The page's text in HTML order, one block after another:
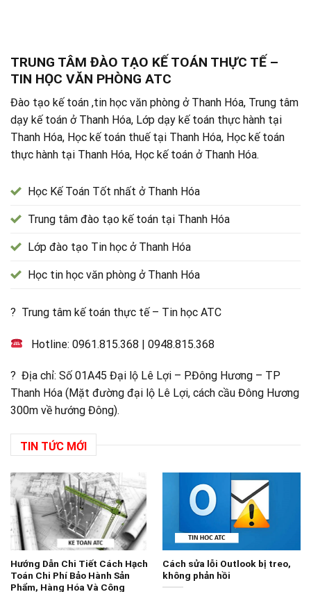
TRUNG TÂM ĐÀO TẠO KẾ TOÁN THỰC TẾ –
TIN HỌC VĂN PHÒNG ATC
Đào tạo kế toán ,tin học văn phòng ở Thanh Hóa, Trung tâm
dạy kế toán ở Thanh Hóa, Lớp dạy kế toán thực hành tại
Thanh Hóa, Học kế toán thuế tại Thanh Hóa, Học kế toán
thực hành tại Thanh Hóa, Học kế toán ở Thanh Hóa.
Học Kế Toán Tốt nhất ở Thanh Hóa
Trung tâm đào tạo kế toán tại Thanh Hóa
Lớp đào tạo Tin học ở Thanh Hóa
Học tin học văn phòng ở Thanh Hóa
? Trung tâm kế toán thực tế – Tin học ATC
Hotline:0961.815.368 |0948.815.368
? Địa chỉ: Số 01A45 Đại lộ Lê Lợi – P.Đông Hương – TP
Thanh Hóa (Mặt đường đại lộ Lê Lợi, cách cầu Đông Hương
300m về hướng Đông).
TIN TỨC MỚI
Hướng Dẫn Chi Tiết Cách Hạch
Toán Chi Phí Bảo Hành Sản
Phẩm, Hàng Hóa Và Công
Cách sửa lỗi Outlook bị treo,
không phản hồi